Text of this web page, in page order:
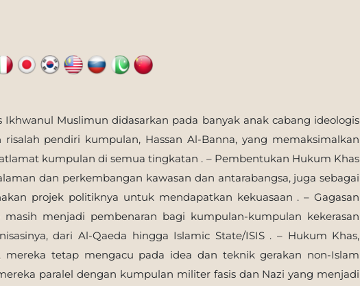
Muslimun didasarkan pada banyak anak cabang ideologis
pendiri kumpulan, Hassan Al-Banna, yang memaksimalkan
kumpulan di semua tingkatan . – Pembentukan Hukum Khas
dan perkembangan kawasan dan antarabangsa, juga sebagai
projek politiknya untuk mendapatkan kekuasaan . – Gagasan
masih menjadi pembenaran bagi kumpulan-kumpulan kekerasan
dari Al-Qaeda hingga Islamic State/ISIS . – Hukum Khas,
mereka tetap mengacu pada idea dan teknik gerakan non-Islam
paralel dengan kumpulan militer fasis dan Nazi yang menjadi